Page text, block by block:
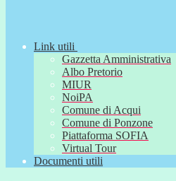
Link utili
Gazzetta Amministrativa
Albo Pretorio
MIUR
NoiPA
Comune di Acqui
Comune di Ponzone
Piattaforma SOFIA
Virtual Tour
Documenti utili